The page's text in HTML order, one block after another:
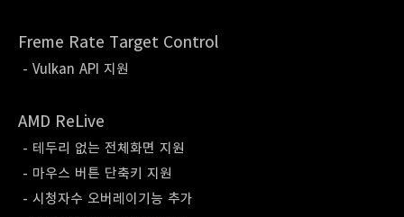
Freme Rate Target Control
- Vulkan API 지원
AMD ReLive
- 테두리 없는 전체화면 지원
- 마우스 버튼 단축키 지원
- 시청자수 오버레이기능 추가